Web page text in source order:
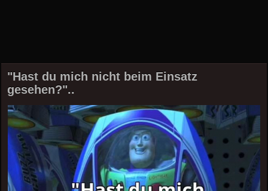
"Hast du mich nicht beim Einsatz
gesehen?"..